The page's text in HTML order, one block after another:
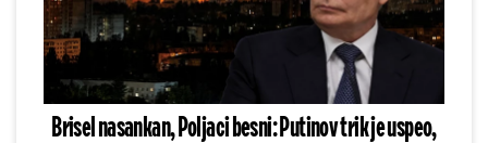
Brisel nasankan, Poljaci besni: Putinov trik je uspeo,